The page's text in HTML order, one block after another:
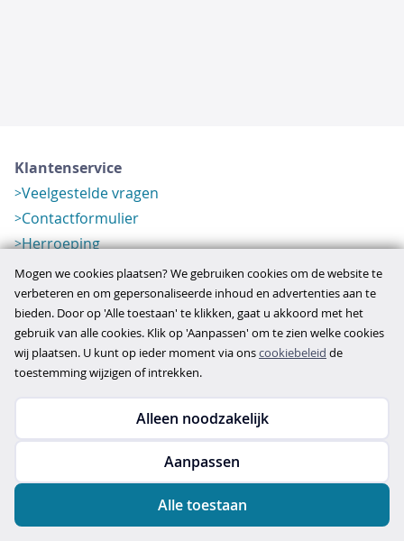
Klantenservice
Veelgestelde vragen
Contactformulier
Herroeping
Over ons
Bedrijfsgegevens
Werkwijze
Overzichten
Verlopen aanbod
Copyright © 2026
privacy- en cookiebeleid
Mogen we cookies plaatsen? We gebruiken cookies om de website te
verbeteren en om gepersonaliseerde inhoud en advertenties aan te
bieden. Door op 'Alle toestaan' te klikken, gaat u akkoord met het
gebruik van alle cookies. Klik op 'Aanpassen' om te zien welke cookies
wij plaatsen. U kunt op ieder moment via onscookiebeleid de
toestemming wijzigen of intrekken.
Alleen noodzakelijk
Aanpassen
Alle toestaan